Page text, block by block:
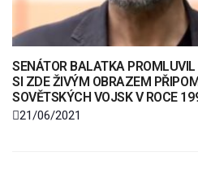
SENÁTOR BALATKA PROMLUVIL
SI ZDE ŽIVÝM OBRAZEM
SOVĚTSKÝCH VOJSK V ROCE
21/06/2021